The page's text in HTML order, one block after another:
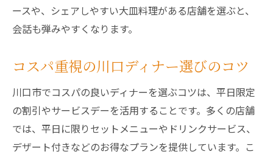
ースや、シェアしやすい大皿料理がある店舗を選ぶと、
会話も弾みやすくなります。
コスパ重視の川口ディナー選びのコツ
川口市でコスパの良いディナーを選ぶコツは、平日限定
の割引やサービスデーを活用することです。多くの店舗
では、平日に限りセットメニューやドリンクサービス、
デザート付きなどのお得なプランを提供しています。こ